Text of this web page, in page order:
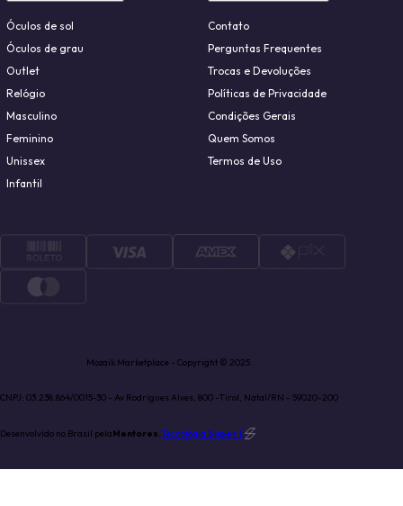
Óculos de sol
Óculos de grau
Outlet
Relógio
Masculino
Feminino
Unissex
Infantil
Contato
Perguntas Frequentes
Trocas e Devoluções
Políticas de Privacidade
Condições Gerais
Quem Somos
Termos de Uso
Mozaik Marketplace - Copyright © 2025.
CNPJ: 03.238.864/0015-30 - Av Rodrigues Alves, 800 -Tirol, Natal/RN - 59020-200
Desenvolvido no Brasil pelaMentores.Tecnologia Super 1.